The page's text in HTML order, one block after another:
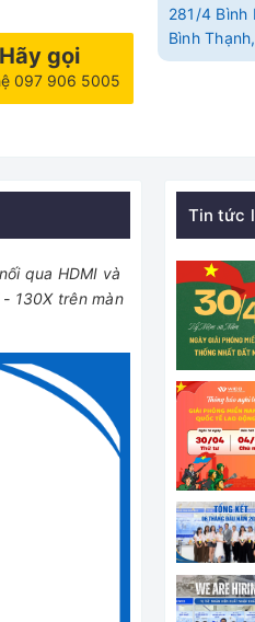
Hãy gọi
097 906 5005
281/4 Bình
Bình
qua HDMI và
130X trên màn
Tin tức